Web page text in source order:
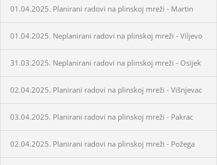
01.04.2025. Planirani radovi na plinskoj mreži - Martin
01.04.2025. Neplanirani radovi na plinskoj mreži - Viljevo
31.03.2025. Neplanirani radovi na plinskoj mreži - Osijek
02.04.2025. Planirani radovi na plinskoj mreži - Višnjevac
03.04.2025. Planirani radovi na plinskoj mreži - Pakrac
02.04.2025. Planirani radovi na plinskoj mreži - Požega